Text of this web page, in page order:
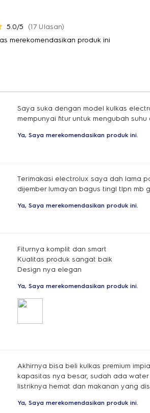
5.0/5
(17 Ulasan)
merekomendasikan produk ini
Saya suka dengan model kulkas
mempunyai fitur untuk mengubah
Ya, Saya merekomendasikan produk ini.
Terimakasi electrolux saya dah lama
dijember lumayan bagus tingl tlpn mb
Ya, Saya merekomendasikan produk ini.
Fiturnya komplit dan smart
Kualitas produk sangat baik
Design nya elegan
Ya, Saya merekomendasikan produk ini.
Akhirnya bisa beli kulkas premium
kapasitas nya besar, sudah ada
listriknya hemat dan makanan yang
Ya, Saya merekomendasikan produk ini.